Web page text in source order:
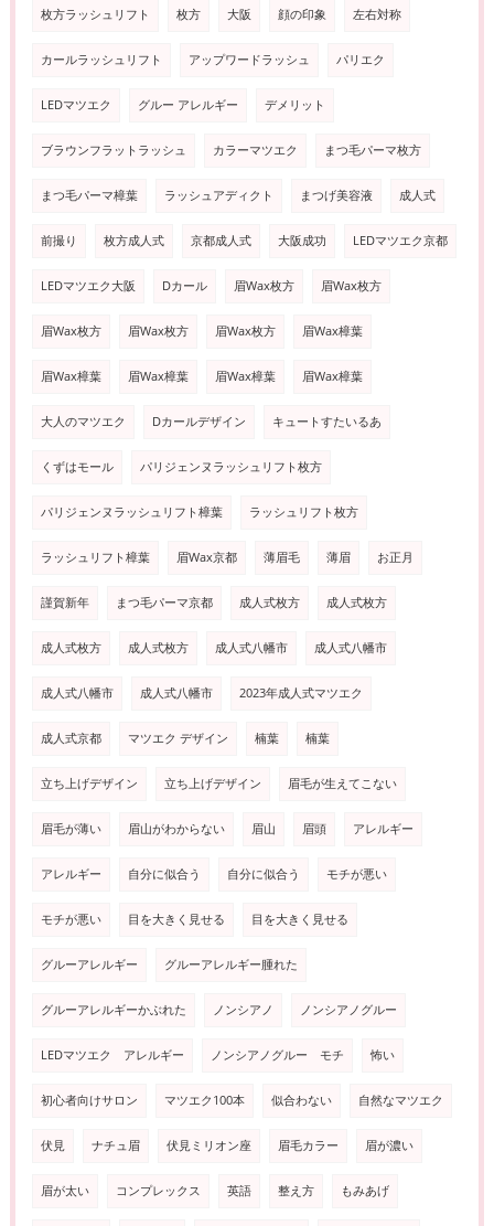
枚方ラッシュリフト 枚方 大阪 顔の印象 左右対称
カールラッシュリフト アップワードラッシュ パリエク
LEDマツエク グルー アレルギー デメリット
ブラウンフラットラッシュ カラーマツエク まつ毛パーマ枚方
まつ毛パーマ樟葉 ラッシュアディクト まつげ美容液 成人式
前撮り 枚方成人式 京都成人式 大阪成功 LEDマツエク京都
LEDマツエク大阪 Dカール 眉Wax枚方 眉Wax枚方
眉Wax枚方 眉Wax枚方 眉Wax枚方 眉Wax樟葉
眉Wax樟葉 眉Wax樟葉 眉Wax樟葉 眉Wax樟葉
大人のマツエク Dカールデザイン キュートすたいるあ
くずはモール パリジェンヌラッシュリフト枚方
パリジェンヌラッシュリフト樟葉 ラッシュリフト枚方
ラッシュリフト樟葉 眉Wax京都 薄眉毛 薄眉 お正月
謹賀新年 まつ毛パーマ京都 成人式枚方 成人式枚方
成人式枚方 成人式枚方 成人式八幡市 成人式八幡市
成人式八幡市 成人式八幡市 2023年成人式マツエク
成人式京都 マツエク デザイン 楠葉 楠葉
立ち上げデザイン 立ち上げデザイン 眉毛が生えてこない
眉毛が薄い 眉山がわからない 眉山 眉頭 アレルギー
アレルギー 自分に似合う 自分に似合う モチが悪い
モチが悪い 目を大きく見せる 目を大きく見せる
グルーアレルギー グルーアレルギー腫れた
グルーアレルギーかぶれた ノンシアノ ノンシアノグルー
LEDマツエク アレルギー ノンシアノグルー モチ 怖い
初心者向けサロン マツエク100本 似合わない 自然なマツエク
伏見 ナチュ眉 伏見ミリオン座 眉毛カラー 眉が濃い
眉が太い コンプレックス 英語 整え方 もみあげ